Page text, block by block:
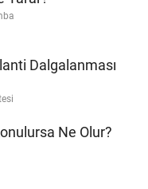
Dalgalanması
Ne Olur?